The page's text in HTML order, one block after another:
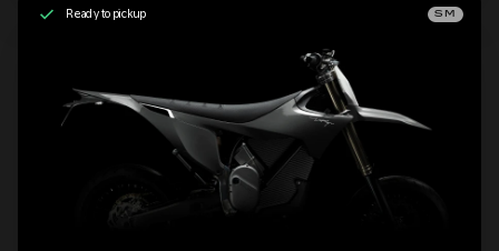
Ready to pickup SM